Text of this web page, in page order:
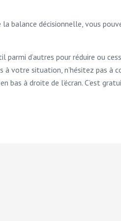
la balance décisionnelle, vous
d’autres pour réduire ou
votre situation, n’hésitez pas à
bas à droite de l’écran. C’est